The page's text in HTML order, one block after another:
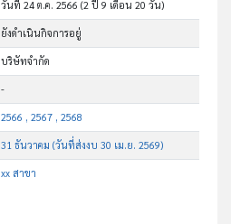
วันที่ 24 ต.ค. 2566(2 ปี 9 เดือน 20 วัน)
ยังดำเนินกิจการอยู่
บริษัทจำกัด
-
2566 , 2567 , 2568
31 ธันวาคม (วันที่ส่งงบ 30 เม.ย. 2569)
xx สาขา